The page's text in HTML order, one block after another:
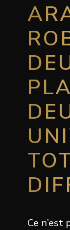
Ce n’est